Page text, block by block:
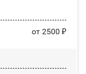
от 2500 ₽